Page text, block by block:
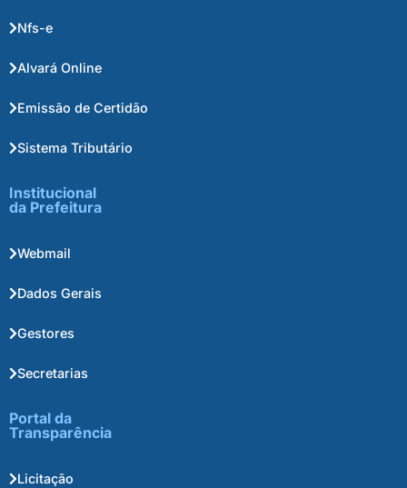
Nfs-e
Alvará Online
Emissão de Certidão
Sistema Tributário
Institucional
da Prefeitura
Webmail
Dados Gerais
Gestores
Secretarias
Portal da
Transparência
Licitação